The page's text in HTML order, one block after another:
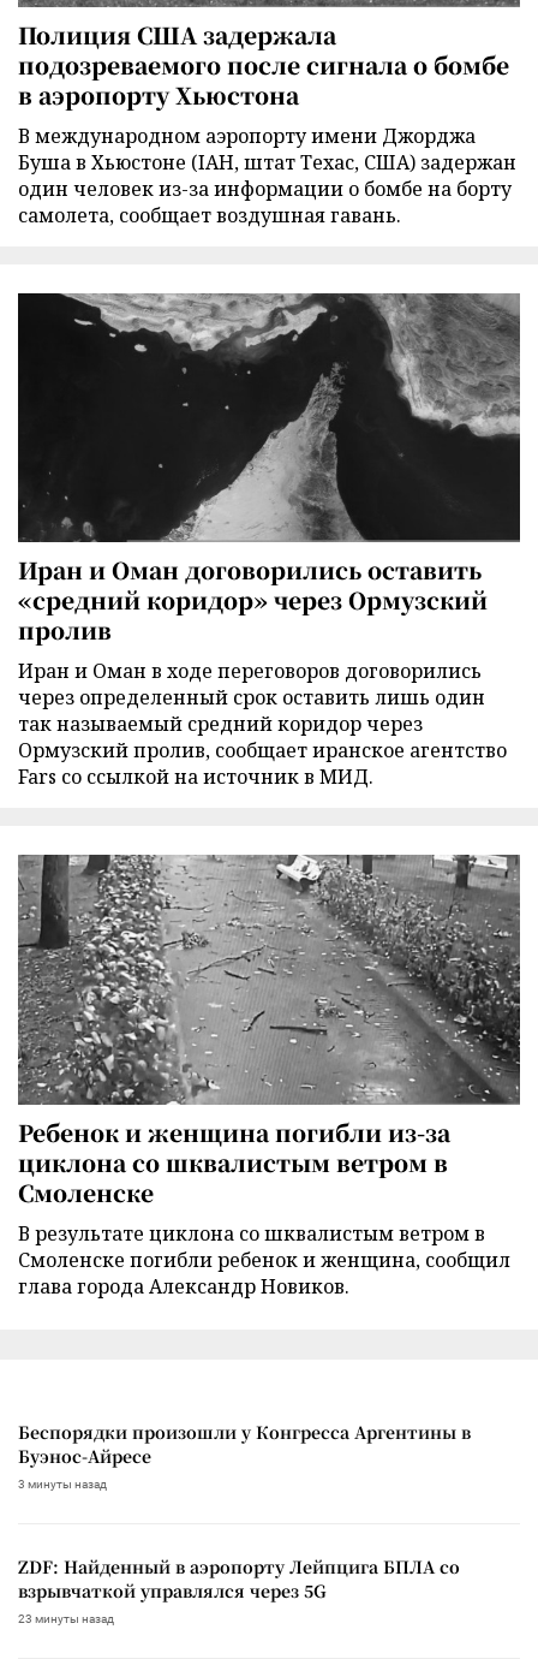
Полиция США задержала
подозреваемого после сигнала о бомбе
в аэропорту Хьюстона
В международном аэропорту имени Джорджа
Буша в Хьюстоне (IAH, штат Техас, США) задержан
один человек из-за информации о бомбе на борту
самолета, сообщает воздушная гавань.
Иран и Оман договорились оставить
«средний коридор» через Ормузский
пролив
Иран и Оман в ходе переговоров договорились
через определенный срок оставить лишь один
так называемый средний коридор через
Ормузский пролив, сообщает иранское агентство
Fars со ссылкой на источник в МИД.
Ребенок и женщина погибли из-за
циклона со шквалистым ветром в
Смоленске
В результате циклона со шквалистым ветром в
Смоленске погибли ребенок и женщина, сообщил
глава города Александр Новиков.
Беспорядки произошли у Конгресса Аргентины в
Буэнос-Айресе
3 минуты назад
ZDF: Найденный в аэропорту Лейпцига БПЛА со
взрывчаткой управлялся через 5G
23 минуты назад